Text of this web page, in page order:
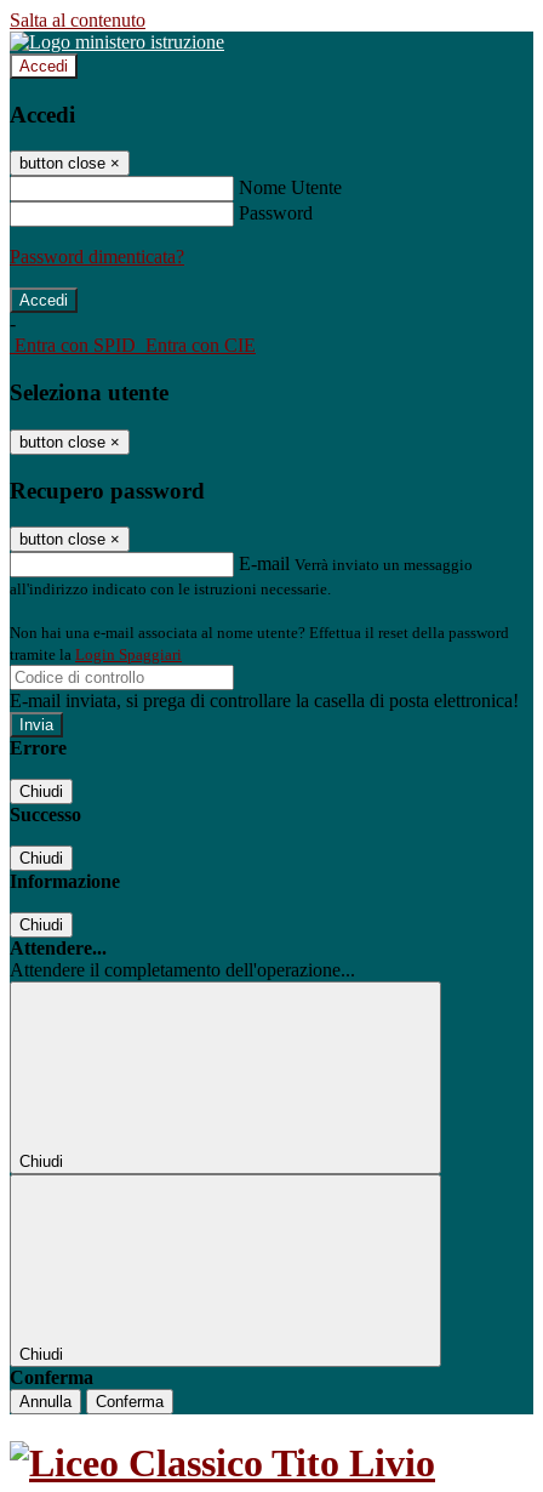
Salta al contenuto
Accedi
Accedi
button close ×
Nome Utente
Password
Password dimenticata?
-
Entra con SPID Entra con CIE
Seleziona utente
button close ×
Recupero password
button close ×
E-mail Verrà inviato un messaggio
all'indirizzo indicato con le istruzioni necessarie.
Non hai una e-mail associata al nome utente? Effettua il reset della password
tramite la Login Spaggiari
E-mail inviata, si prega di controllare la casella di posta elettronica!
Errore
Chiudi
Successo
Chiudi
Informazione
Chiudi
Attendere...
Attendere il completamento dell'operazione...
Chiudi
Chiudi
Conferma
Annulla Conferma